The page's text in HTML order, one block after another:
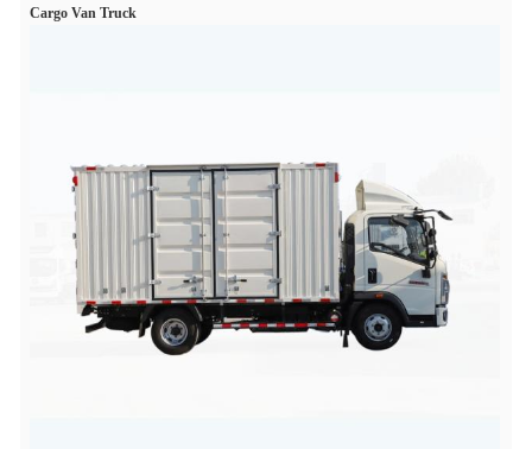
Cargo Van Truck